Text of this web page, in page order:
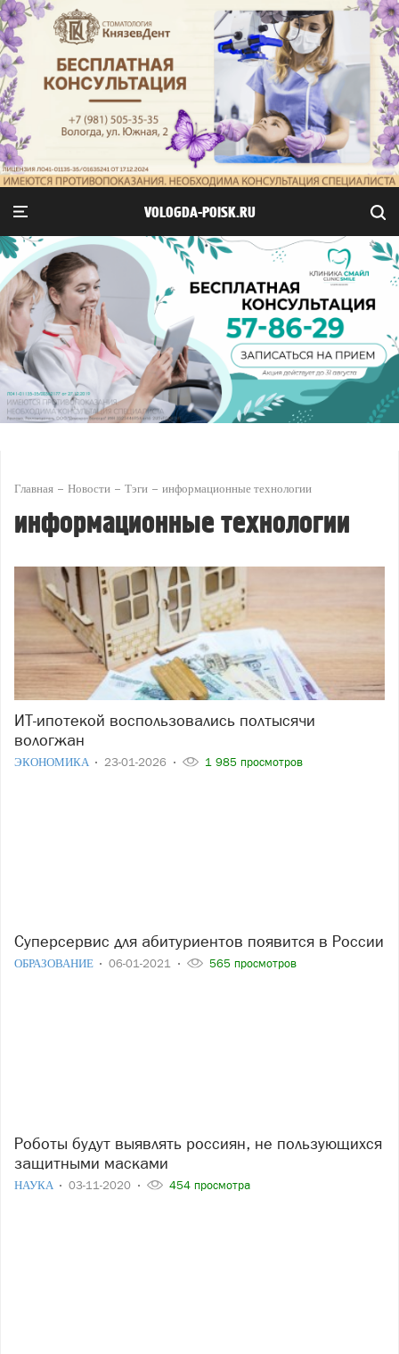
VOLOGDA-POISK.RU
Главная Новости Тэги информационные технологии
информационные технологии
ИТ-ипотекой воспользовались полтысячи
вологжан
ЭКОНОМИКА 23-01-2026 1 985 просмотров
Суперсервис для абитуриентов появится в России
ОБРАЗОВАНИЕ 06-01-2021 565 просмотров
Роботы будут выявлять россиян, не пользующихся
защитными масками
НАУКА 03-11-2020 454 просмотра